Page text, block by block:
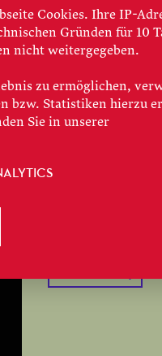
In Vincenzo
Belcanto und
zwischen
Cookies. Ihre IP-
Gründen für 10
nicht weitergegeben.
zu ermöglichen,
bzw. Statistiken hierzu
Sie in unserer